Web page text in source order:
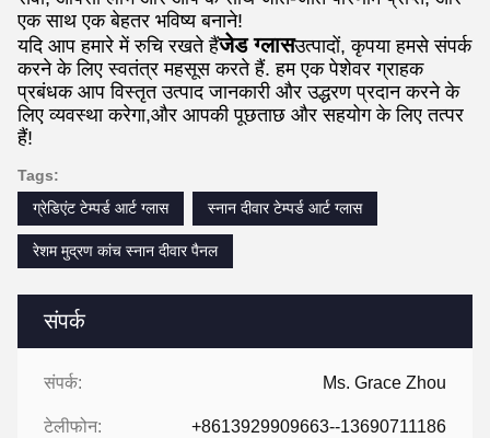
संपर्क
संपर्क: Ms. Grace Zhou
टेलीफोन: +8613929909663--13690711186
एक साथ एक बेहतर भविष्य बनाने!
यदि आप हमारे में रुचि रखते हैंजेड ग्लासउत्पादों, कृपया हमसे संपर्क
करने के लिए स्वतंत्र महसूस करते हैं. हम एक पेशेवर ग्राहक
प्रबंधक आप विस्तृत उत्पाद जानकारी और उद्धरण प्रदान करने के
लिए व्यवस्था करेगा,और आपकी पूछताछ और सहयोग के लिए तत्पर
हैं!
Tags:
ग्रेडिएंट टेम्पर्ड आर्ट ग्लास
स्नान दीवार टेम्पर्ड आर्ट ग्लास
रेशम मुद्रण कांच स्नान दीवार पैनल